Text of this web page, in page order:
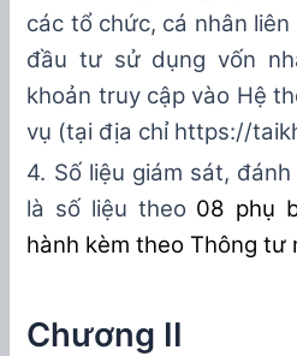
các tổ chức, cá nhân liên
đầu tư sử dụng vốn
khoản truy cập vào Hệ
vụ (tại địa chỉ https://
4. Số liệu giám sát,
là số liệu theo 08 phụ
hành kèm theo Thông tư
Chương II